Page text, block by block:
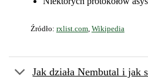
Źródło: rxlist.com, Wikipedia
Jak działa Nembutal i jak